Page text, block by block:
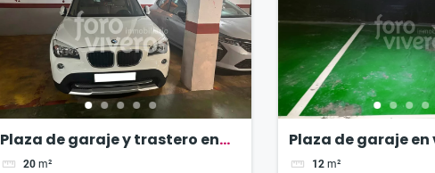
Plaza de garaje y trastero en
venta en calle Alemania
20 m²
Plaza de garaje en
Calle Gomez Ferrer
12 m²